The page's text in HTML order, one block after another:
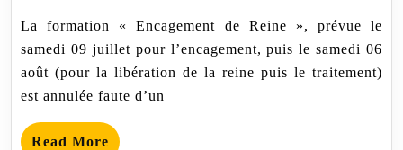
2022
La formation « Encagement de Reine », prévue le
samedi 09 juillet pour l’encagement, puis le samedi 06
août (pour la libération de la reine puis le traitement)
est annulée faute d’un
Read More Read